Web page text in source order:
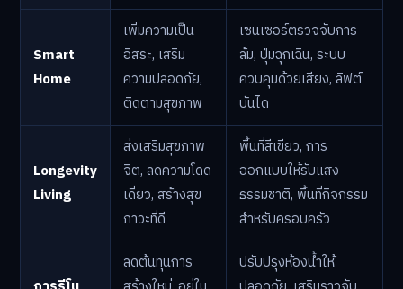
Smart
Home
เพิ่มความเป็น
อิสระ, เสริม
ความปลอดภัย,
ติดตามสุขภาพ
เซนเซอร์ตรวจจับการ
ล้ม, ปุ่มฉุกเฉิน, ระบบ
ควบคุมด้วยเสียง, ลิฟต์
บันได
Longevity
Living
ส่งเสริมสุขภาพ
จิต, ลดความโดด
เดี่ยว, สร้างสุข
ภาวะที่ดี
พื้นที่สีเขียว, การ
ออกแบบให้รับแสง
ธรรมชาติ, พื้นที่กิจกรรม
สำหรับครอบครัว
ลดต้นทุนการ
ปรับปรุงห้องน้ำให้